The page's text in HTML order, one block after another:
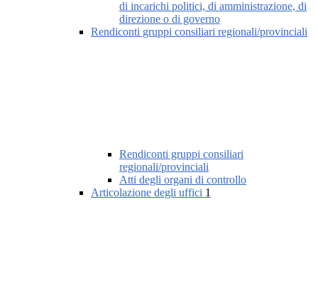
di incarichi politici, di amministrazione, di
direzione o di governo
Rendiconti gruppi consiliari regionali/provinciali
Rendiconti gruppi consiliari
regionali/provinciali
Atti degli organi di controllo
Articolazione degli uffici 1